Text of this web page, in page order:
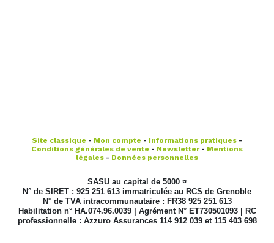
Site classique - Mon compte - Informations pratiques -
Conditions générales de vente - Newsletter- Mentions
légales - Données personnelles
SASU au capital de 5000 ¤
N° de SIRET : 925 251 613 immatriculée au RCS de Grenoble
N° de TVA intracommunautaire : FR38 925 251 613
Habilitation n° HA.074.96.0039 | Agrément N° ET730501093 | RC
professionnelle : Azzuro Assurances 114 912 039 et 115 403 698